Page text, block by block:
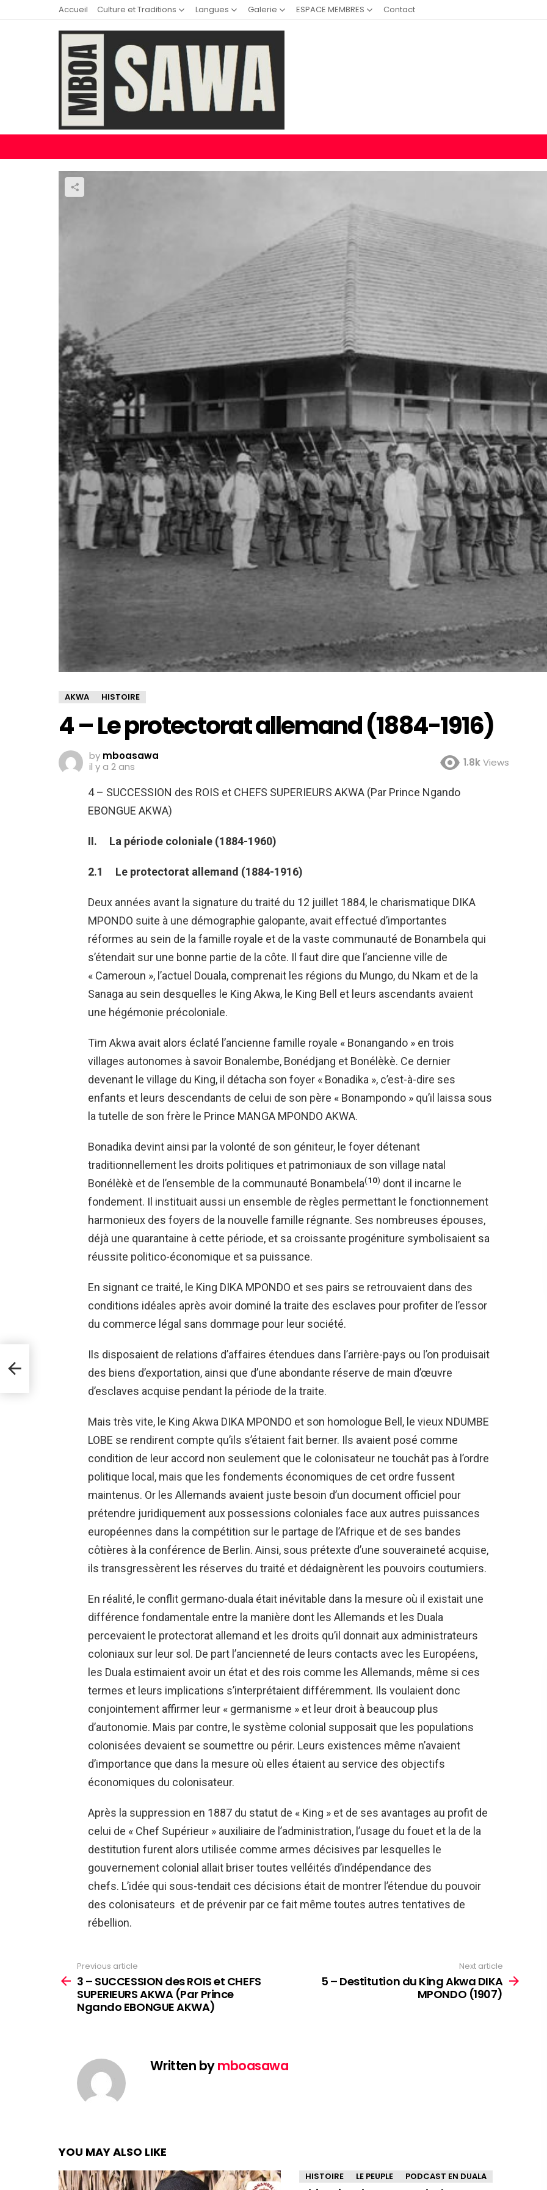
Accueil Culture et Traditions Langues Galerie ESPACE MEMBRES Contact
AKWA HISTOIRE
4 – Le protectorat allemand (1884-1916)
by mboasawa
il y a 2 ans
1.8kViews
4 – SUCCESSION des ROIS et CHEFS SUPERIEURS AKWA (Par Prince Ngando
EBONGUE AKWA)
II. La période coloniale (1884-1960)
2.1 Le protectorat allemand (1884-1916)
Deux années avant la signature du traité du 12 juillet 1884, le charismatique DIKA
MPONDO suite à une démographie galopante, avait effectué d’importantes
réformes au sein de la famille royale et de la vaste communauté de Bonambela qui
s’étendait sur une bonne partie de la côte. Il faut dire que l’ancienne ville de
« Cameroun », l’actuel Douala, comprenait les régions du Mungo, du Nkam et de la
Sanaga au sein desquelles le King Akwa, le King Bell et leurs ascendants avaient
une hégémonie précoloniale.
Tim Akwa avait alors éclaté l’ancienne famille royale « Bonangando » en trois
villages autonomes à savoir Bonalembe, Bonédjang et Bonélèkè. Ce dernier
devenant le village du King, il détacha son foyer « Bonadika », c’est-à-dire ses
enfants et leurs descendants de celui de son père « Bonampondo » qu’il laissa sous
la tutelle de son frère le Prince MANGA MPONDO AKWA.
Bonadika devint ainsi par la volonté de son géniteur, le foyer détenant
traditionnellement les droits politiques et patrimoniaux de son village natal
Bonélèkè et de l’ensemble de la communauté Bonambela(10) dont il incarne le
fondement. Il instituait aussi un ensemble de règles permettant le fonctionnement
harmonieux des foyers de la nouvelle famille régnante. Ses nombreuses épouses,
déjà une quarantaine à cette période, et sa croissante progéniture symbolisaient sa
réussite politico-économique et sa puissance.
En signant ce traité, le King DIKA MPONDO et ses pairs se retrouvaient dans des
conditions idéales après avoir dominé la traite des esclaves pour profiter de l’essor
du commerce légal sans dommage pour leur société.
Ils disposaient de relations d’affaires étendues dans l’arrière-pays ou l’on produisait
des biens d’exportation, ainsi que d’une abondante réserve de main d’œuvre
d’esclaves acquise pendant la période de la traite.
Mais très vite, le King Akwa DIKA MPONDO et son homologue Bell, le vieux NDUMBE
LOBE se rendirent compte qu’ils s’étaient fait berner. Ils avaient posé comme
condition de leur accord non seulement que le colonisateur ne touchât pas à l’ordre
politique local, mais que les fondements économiques de cet ordre fussent
maintenus. Or les Allemands avaient juste besoin d’un document officiel pour
prétendre juridiquement aux possessions coloniales face aux autres puissances
européennes dans la compétition sur le partage de l’Afrique et de ses bandes
côtières à la conférence de Berlin. Ainsi, sous prétexte d’une souveraineté acquise,
ils transgressèrent les réserves du traité et dédaignèrent les pouvoirs coutumiers.
En réalité, le conflit germano-duala était inévitable dans la mesure où il existait une
différence fondamentale entre la manière dont les Allemands et les Duala
percevaient le protectorat allemand et les droits qu’il donnait aux administrateurs
coloniaux sur leur sol. De part l’ancienneté de leurs contacts avec les Européens,
les Duala estimaient avoir un état et des rois comme les Allemands, même si ces
termes et leurs implications s’interprétaient différemment. Ils voulaient donc
conjointement affirmer leur « germanisme » et leur droit à beaucoup plus
d’autonomie. Mais par contre, le système colonial supposait que les populations
colonisées devaient se soumettre ou périr. Leurs existences même n’avaient
d’importance que dans la mesure où elles étaient au service des objectifs
économiques du colonisateur.
Après la suppression en 1887 du statut de « King » et de ses avantages au profit de
celui de « Chef Supérieur » auxiliaire de l’administration, l’usage du fouet et la de la
destitution furent alors utilisée comme armes décisives par lesquelles le
gouvernement colonial allait briser toutes velléités d’indépendance des
chefs. L’idée qui sous-tendait ces décisions était de montrer l’étendue du pouvoir
des colonisateurs et de prévenir par ce fait même toutes autres tentatives de
rébellion.
more
Previous article
3 – SUCCESSION des ROIS et CHEFS
SUPERIEURS AKWA (Par Prince
Ngando EBONGUE AKWA)
Next article
5 – Destitution du King Akwa DIKA
MPONDO (1907)
Written bymboasawa
YOU MAY ALSO LIKE
HISTOIRE LE PEUPLE PODCAST EN DUALA